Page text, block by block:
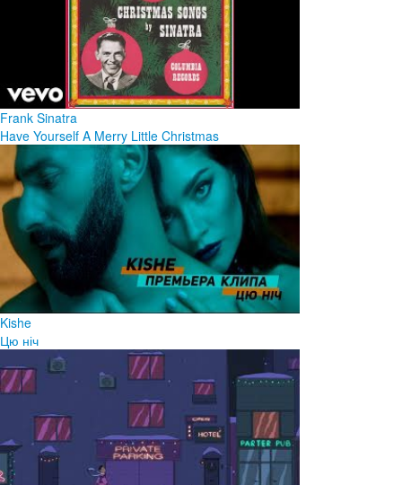
Frank Sinatra
Have Yourself A Merry Little Christmas
Kishe
Цю ніч